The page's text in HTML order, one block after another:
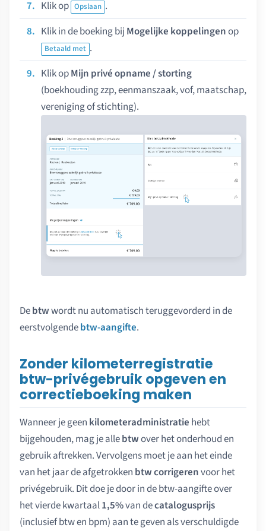
Klik op Opslaan .
Klik in de boeking bij Mogelijke koppelingenop
Betaald met .
Klik opMijn privé opname / storting
(boekhouding zzp, eenmanszaak, vof, maatschap,
vereniging of stichting).
Debtwwordt nu automatisch teruggevorderd in de
eerstvolgendebtw-aangifte.
Zonder kilometerregistratie
btw-privégebruik opgeven en
correctieboeking maken
Wanneer je geen kilometeradministratie hebt
bijgehouden, mag je allebtwover het onderhoud en
gebruik aftrekken. Vervolgens moet je aan het einde
van het jaar de afgetrokken btw corrigerenvoor het
privégebruik. Dit doe je door in de btw-aangifte over
het vierde kwartaal1,5%van decatalogusprijs
(inclusief btw en bpm) aan te geven als verschuldigde